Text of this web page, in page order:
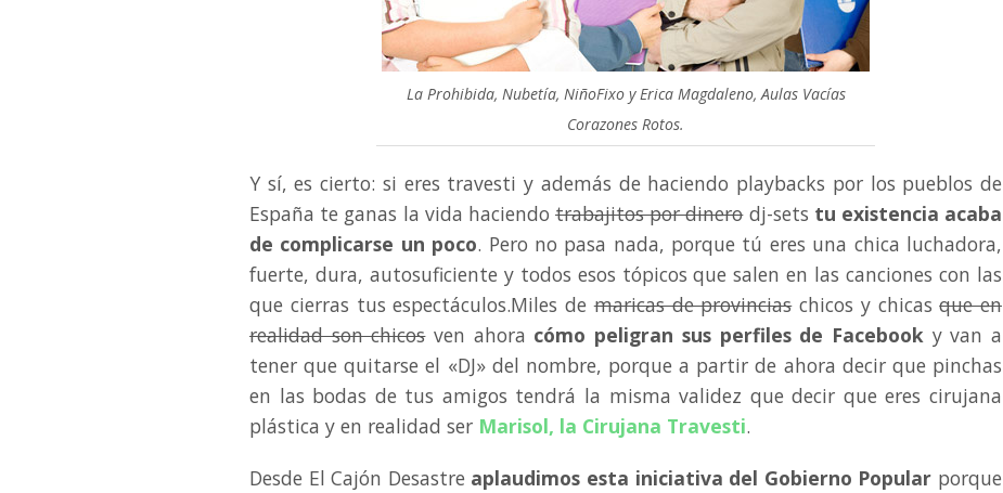
La Prohibida, Nubetía, NiñoFixo y Erica Magdaleno, Aulas Vacías
Corazones Rotos.
Y sí, es cierto: si eres travesti y además de haciendo playbacks por los pueblos de
España te ganas la vida haciendo trabajitos por dinerodj-sets tu existencia acaba
de complicarse un poco. Pero no pasa nada, porque tú eres una chica luchadora,
fuerte, dura, autosuficiente y todos esos tópicos que salen en las canciones con las
que cierras tus espectáculos.Miles demaricas de provinciaschicos y chicasque en
realidad son chicosven ahora cómo peligran sus perfiles de Facebooky van a
tener que quitarse el «DJ» del nombre, porque a partir de ahora decir que pinchas
en las bodas de tus amigos tendrá la misma validez que decir que eres cirujana
plástica y en realidad ser Marisol, la Cirujana Travesti.
Desde El Cajón Desastre aplaudimos esta iniciativa del Gobierno Popular porque